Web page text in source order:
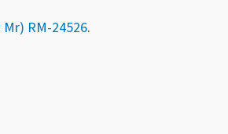
Mr) RM-24526.